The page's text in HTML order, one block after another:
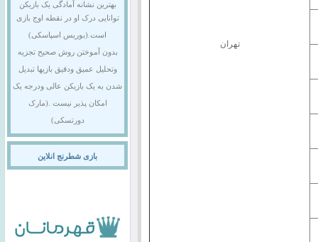
تهران
بهترین نشانه آمادگی یک بازیکن
توانایی درک او در نقطه اوج بازی
است.(بوریس اسپاسکی)
بدون آموختن روش صحیح تجزیه
وتحلیل عمیق ودقیق بازیها تبدیل
شدن به یک بازیکن عالی ودرجه یک
امکان پذیر نیست .(مارک
دورتسکی)
بازی شطرنج انلاین